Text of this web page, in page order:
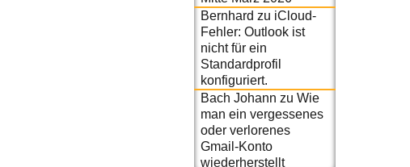
Bernhard zu iCloud-
Fehler: Outlook ist
nicht für ein
Standardprofil
konfiguriert.
Bach Johann zu Wie
man ein vergessenes
oder verlorenes
Gmail-Konto
wiederherstellt